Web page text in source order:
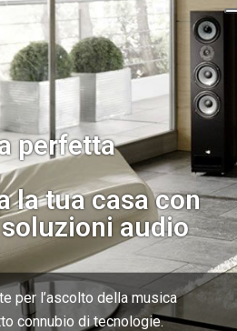
perfetta
la tua casa con
audio
per l’ascolto della musica
connubio di tecnologie.